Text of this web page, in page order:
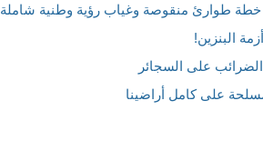
خطة طوارئ منقوصة وغياب رؤية وطنية شاملة
على السجائر
على كامل أراضينا